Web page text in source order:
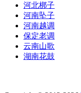
河北梆子
河南坠子
河南越调
保定老调
云南山歌
湖南花鼓